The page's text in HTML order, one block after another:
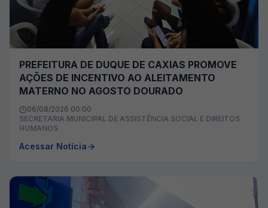
PREFEITURA DE DUQUE DE CAXIAS PROMOVE
AÇÕES DE INCENTIVO AO ALEITAMENTO
MATERNO NO AGOSTO DOURADO
06/08/2026 00:00
SECRETARIA MUNICIPAL DE ASSISTÊNCIA SOCIAL E DIREITOS
HUMANOS
Acessar Notícia